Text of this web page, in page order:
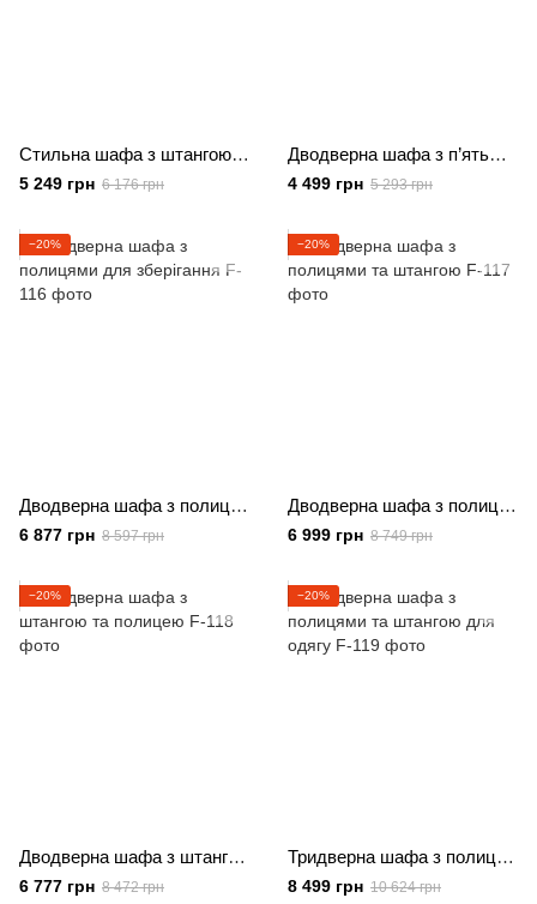
Стильна шафа з штангою, полицями та срібними ручками
5 249 грн 6 176 грн
Дводверна шафа з п’ятьма полицями та срібними ручками
4 499 грн 5 293 грн
−20%
Дводверна шафа з полицями для зберігання
6 877 грн 8 597 грн
−20%
Дводверна шафа з полицями та штангою
6 999 грн 8 749 грн
−20%
Дводверна шафа з штангою та полицею
6 777 грн 8 472 грн
−20%
Тридверна шафа з полицями та штангою для одягу
8 499 грн 10 624 грн